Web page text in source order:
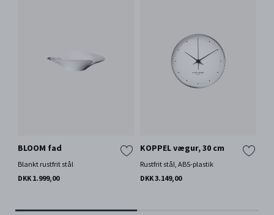
BLOOM fad
Blankt rustfrit stål
DKK 1.999,00
KOPPEL vægur, 30 cm
Rustfrit stål, ABS-plastik
DKK 3.149,00